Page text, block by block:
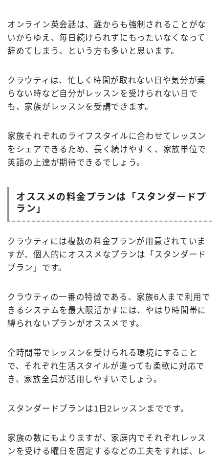
オンライン英会話は、誰からも強制されることがな
いからゆえ、毎日続けられずにもったいなくなって
辞めてしまう、という方も多いと思います。
クラウティは、忙しく時間が取れない日や気分が乗
らない時など自分がレッスンを受けられない日で
も、家族がレッスンを受講できます。
家族それぞれのライフスタイルに合わせてレッスン
をシェアできるため、長く続けやすく、家族単位で
英語の上達が期待できるでしょう。
オススメの料金プランは「スタンダードプ
ラン」
クラウティには複数の料金プランが用意されていま
すが、個人的にオススメなプランは「スタンダード
プラン」です。
クラウティの一番の特徴である、家族6人まで利用で
きるシステムを最大限活かすには、やはり時間帯に
縛られないプランがオススメです。
全時間帯でレッスンを受けられる環境にすること
で、それぞれ生活スタイルが違っても柔軟に対応で
き、家族全員が活用しやすいでしょう。
スタンダードプランは1日2レッスンまでです。
家族の数にもよりますが、家庭内でそれぞれレッス
ンを受ける曜日を固定するなどの工夫をすれば、レ